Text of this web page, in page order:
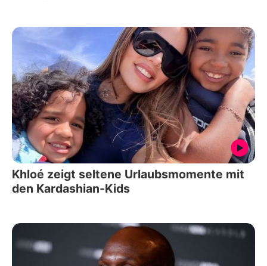
Khloé zeigt seltene Urlaubsmomente mit
den Kardashian-Kids